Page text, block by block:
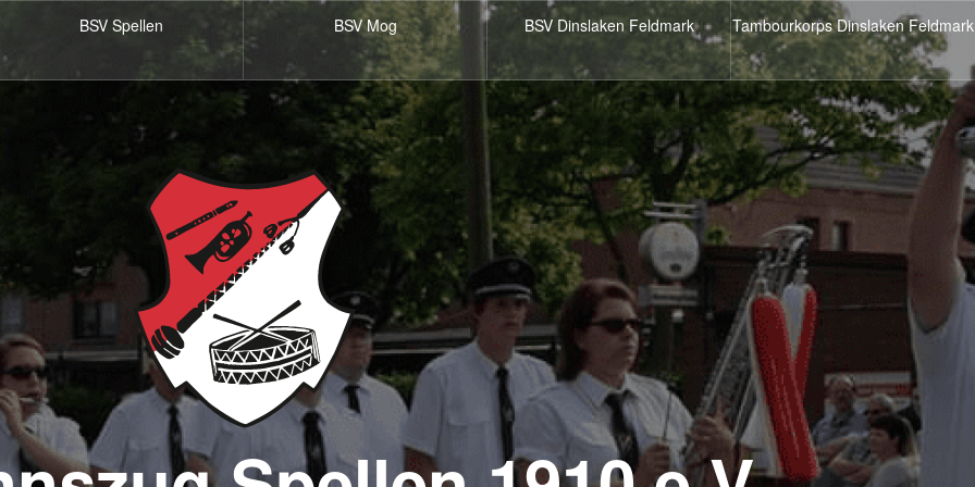
BSV Spellen BSV Mog BSV Dinslaken Feldmark Tambourkorps Dinslaken Feldmark